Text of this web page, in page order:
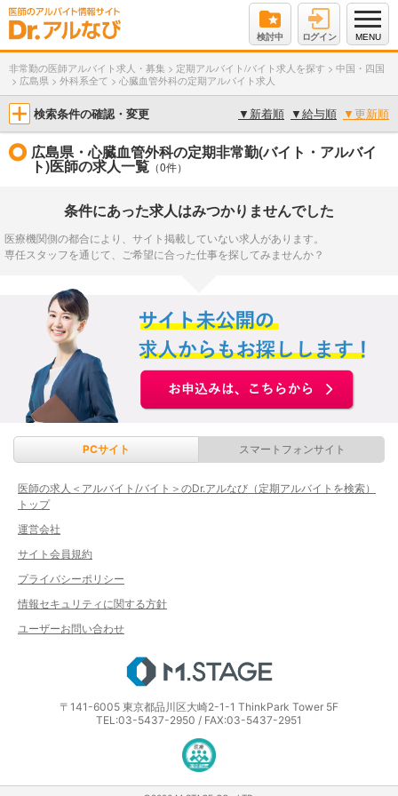
検討中 ログイン MENU
非常勤の医師アルバイト求人・募集 > 定期アルバイト/バイト求人を探す > 中国・四国
> 広島県 > 外科系全て > 心臓血管外科の定期アルバイト求人
検索条件の確認・変更 ▼ 新着順 ▼給与順 ▼更新順
広島県・心臓血管外科の定期非常勤(バイト・アルバイ
ト)医師の求人一覧 （0件）
条件にあった求人はみつかりませんでした
医療機関側の都合により、サイト掲載していない求人があります。
専任スタッフを通じて、ご希望に合った仕事を探してみませんか？
PCサイト スマートフォンサイト
医師の求人＜アルバイト/バイト＞のDr.アルなび（定期アルバイトを検索）
トップ
運営会社
サイト会員規約
プライバシーポリシー
情報セキュリティに関する方針
ユーザーお問い合わせ
〒141-6005 東京都品川区大崎2-1-1 ThinkPark Tower 5F
TEL:03-5437-2950 / FAX:03-5437-2951